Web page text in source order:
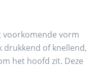
voorkomende vorm
drukkend of knellend,
het hoofd zit. Deze